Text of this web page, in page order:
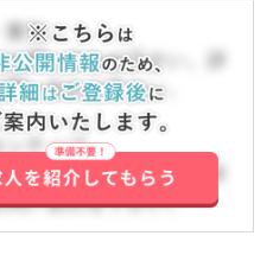
賞与
お問い合わせ下さい。詳
問い合わせ下さい。
ンティブ
お問い合わせ下さい。詳
問い合わせ下さい。